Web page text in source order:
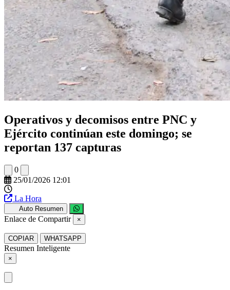
Operativos y decomisos entre PNC y
Ejército continúan este domingo; se
reportan 137 capturas
0
25/01/2026 12:01
La Hora
Auto Resumen
Enlace de Compartir ×
COPIAR WHATSAPP
Resumen Inteligente
×